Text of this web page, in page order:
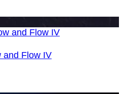
and Flow IV